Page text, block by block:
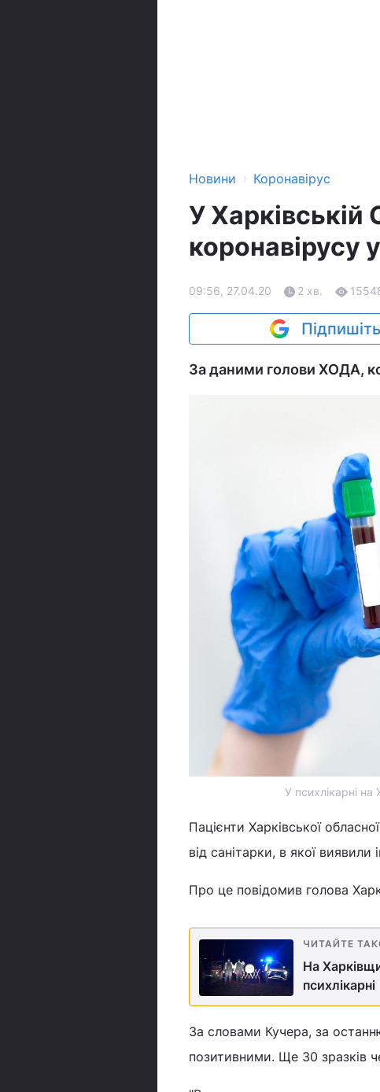
Новини › Коронавірус
У
коронавірусу
09:56, 27.04.20 2 хв.
За даними голови ХОДА,
У психлікарні
Пацієнти Харківської
від санітарки, в якої виявили
Про це повідомив голова
ЧИТАЙТЕ
На
психлікарні
За словами Кучера, за
позитивними. Ще 30 зразків